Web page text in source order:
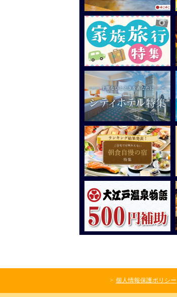
個人情報保護ポリシー